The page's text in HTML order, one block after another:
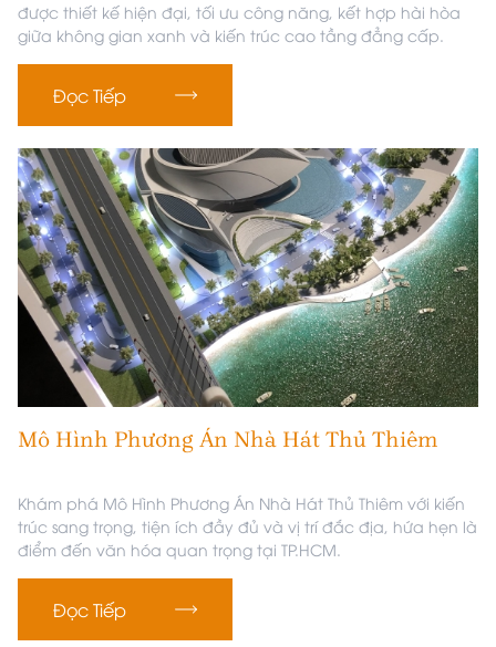
được thiết kế hiện đại, tối ưu công năng, kết hợp hài hòa
giữa không gian xanh và kiến trúc cao tầng đẳng cấp.
Đọc Tiếp
Mô Hình Phương Án Nhà Hát Thủ Thiêm
Khám phá Mô Hình Phương Án Nhà Hát Thủ Thiêm với kiến
trúc sang trọng, tiện ích đầy đủ và vị trí đắc địa, hứa hẹn là
điểm đến văn hóa quan trọng tại TP.HCM.
Đọc Tiếp